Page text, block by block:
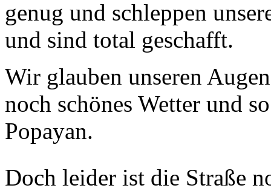
genug und schleppen
und sind total geschafft.
Wir glauben unseren
noch schönes Wetter und
Popayan.
Doch leider ist die Straße